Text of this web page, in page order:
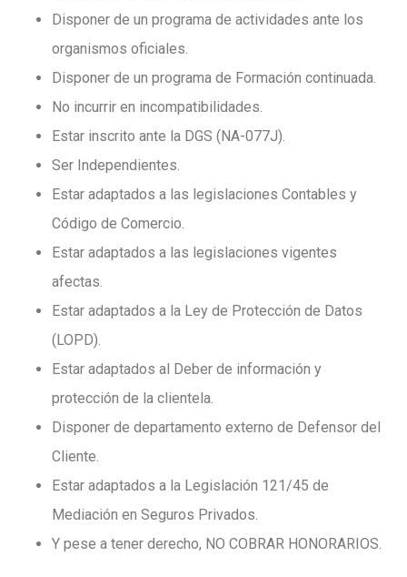
Disponer de un programa de actividades ante los
organismos oficiales.
Disponer de un programa de Formación continuada.
No incurrir en incompatibilidades.
Estar inscrito ante la DGS (NA-077J).
Ser Independientes.
Estar adaptados a las legislaciones Contables y
Código de Comercio.
Estar adaptados a las legislaciones vigentes
afectas.
Estar adaptados a la Ley de Protección de Datos
(LOPD).
Estar adaptados al Deber de información y
protección de la clientela.
Disponer de departamento externo de Defensor del
Cliente.
Estar adaptados a la Legislación 121/45 de
Mediación en Seguros Privados.
Y pese a tener derecho, NO COBRAR HONORARIOS.